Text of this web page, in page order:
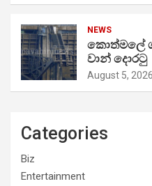
NEWS
කොත්මලේ
වාන් දොරටු
August 5, 2026
Categories
Biz
Entertainment